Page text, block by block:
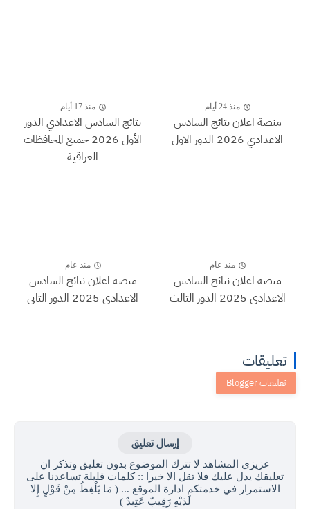
منذ 24 أيام
منصة اعلان نتائج السادس
الاعدادي 2026 الدور الاول
منذ 17 أيام
نتائج السادس الاعدادي الدور
الأول 2026 جميع المحافظات
العراقية
منذ عام
منصة اعلان نتائج السادس
الاعدادي 2025 الدور الثالث
منذ عام
منصة اعلان نتائج السادس
الاعدادي 2025 الدور الثاني
تعليقات
إرسال تعليق
عزيزي المشاهد لا تترك الموضوع بدون تعليق وتذكر ان
تعليقك يدل عليك فلا تقل الا خيرا :: كلمات قليلة تساعدنا على
الاستمرار في خدمتكم ادارة الموقع ... ( مَا يَلْفِظُ مِنْ قَوْلٍ إِلا
لَدَيْهِ رَقِيبٌ عَتِيدٌ )